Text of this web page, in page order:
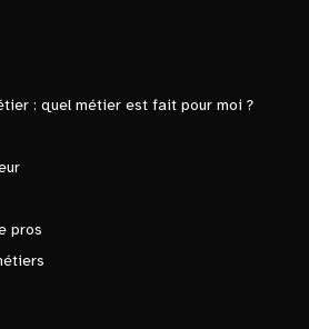
: quel métier est fait pour moi ?
pros